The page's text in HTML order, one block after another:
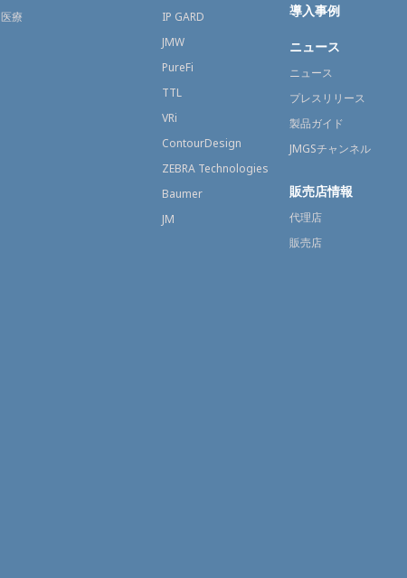
医療
IP GARD
JMW
PureFi
TTL
VRi
ContourDesign
ZEBRA Technologies
Baumer
JM
導入事例
ニュース
ニュース
プレスリリース
製品ガイド
JMGSチャンネル
販売店情報
代理店
販売店